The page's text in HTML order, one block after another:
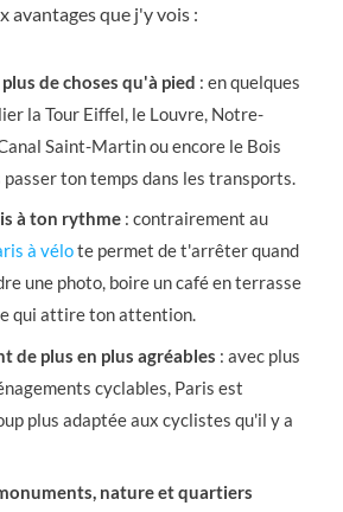
avantages que j'y vois :
de choses qu'à pied : en quelques
la Tour Eiffel, le Louvre, Notre-
Saint-Martin ou encore le Bois
passer ton temps dans les transports.
à ton rythme : contrairement au
à vélote permet de t'arrêter quand
une photo, boire un café en terrasse
qui attire ton attention.
de plus en plus agréables : avec plus
cyclables, Paris est
plus adaptée aux cyclistes qu'il y a
nature et quartiers